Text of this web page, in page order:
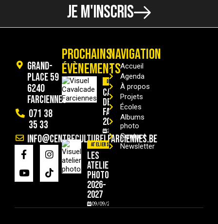
JE M'INSCRIS
Grand-
Place 59
6240
Farciennes
071 38
35 33
info@centreculturelfarciennes.be
PROCHAINS
ÉVÈNEMENTS
Divers
Cavalcade
de
Farciennes
2026
29/08/2026
Ateliers
Les
ateliers
photo
2026-
2027
09/09/2026
NAVIGATION
Accueil
Agenda
À propos
Projets
Écoles
Albums
photo
Contact
Newsletter